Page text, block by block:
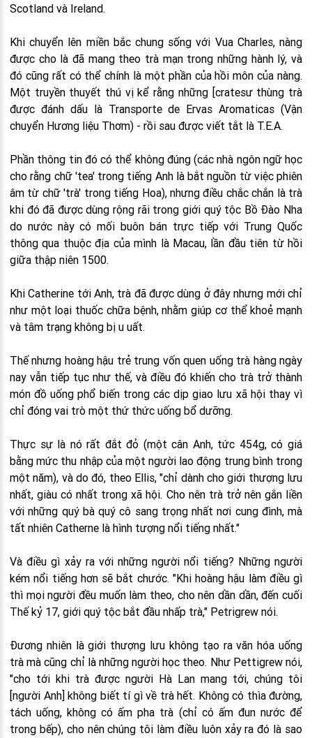
Scotland và Ireland.
Khi chuyển lên miền bắc chung sống với Vua Charles, nàng
được cho là đã mang theo trà mạn trong những hành lý, và
đó cũng rất có thể chính là một phần của hồi môn của nàng.
Một truyền thuyết thú vị kể rằng những [cratesư thùng trà
được đánh dấu là Transporte de Ervas Aromaticas (Vận
chuyển Hương liệu Thơm) - rồi sau được viết tắt là T.E.A.
Phần thông tin đó có thể không đúng (các nhà ngôn ngữ học
cho rằng chữ 'tea' trong tiếng Anh là bắt nguồn từ việc phiên
âm từ chữ 'trà' trong tiếng Hoa), nhưng điều chắc chắn là trà
khi đó đã được dùng rộng rãi trong giới quý tộc Bồ Đào Nha
do nước này có mối buôn bán trực tiếp với Trung Quốc
thông qua thuộc địa của mình là Macau, lần đầu tiên từ hồi
giữa thập niên 1500.
Khi Catherine tới Anh, trà đã được dùng ở đây nhưng mới chỉ
như một loại thuốc chữa bệnh, nhằm giúp cơ thể khoẻ mạnh
và tâm trạng không bị u uất.
Thế nhưng hoàng hậu trẻ trung vốn quen uống trà hàng ngày
nay vẫn tiếp tục như thế, và điều đó khiến cho trà trở thành
món đồ uống phổ biến trong các dịp giao lưu xã hội thay vì
chỉ đóng vai trò một thứ thức uống bổ dưỡng.
Thực sự là nó rất đắt đỏ (một cân Anh, tức 454g, có giá
bằng mức thu nhập của một người lao động trung bình trong
một năm), và do đó, theo Ellis, "chỉ dành cho giới thượng lưu
nhất, giàu có nhất trong xã hội. Cho nên trà trở nên gắn liền
với những quý bà quý cô sang trọng nhất nơi cung đình, mà
tất nhiên Catherne là hình tượng nổi tiếng nhất."
Và điều gì xảy ra với những người nổi tiếng? Những người
kém nổi tiếng hơn sẽ bắt chước. "Khi hoàng hậu làm điều gì
thì mọi người đều muốn làm theo, cho nên dần dần, đến cuối
Thế kỷ 17, giới quý tộc bắt đầu nhấp trà," Petrigrew nói.
Đương nhiên là giới thượng lưu không tạo ra văn hóa uống
trà mà cũng chỉ là những người học theo. Như Pettigrew nói,
"cho tới khi trà được người Hà Lan mang tới, chúng tôi
[người Anh] không biết tí gì về trà hết. Không có thìa đường,
tách uống, không có ấm pha trà (chỉ có ấm đun nước để
trong bếp), cho nên chúng tôi làm điều luôn xảy ra đó là sao